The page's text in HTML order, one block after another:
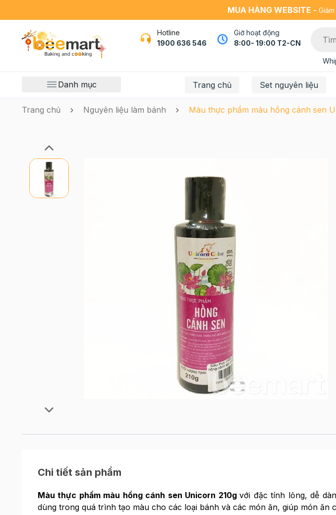
MUA HÀNG WEBSITE -
Hotline
1900 636 546
Giờ hoạt động
8:00- 19:00 T2-CN
Danh mục Trang chủ Set nguyên liệu
Trang chủ Nguyên liệu làm bánh Màu thực phẩm màu hồng cánh sen
Chi tiết sản phẩm
Màu thực phẩm màu hồng cánh sen Unicorn 210gvới đặc tính lỏng, dễ
dùng trong quá trình tạo màu cho các loại bánh và các món ăn, giúp món ăn